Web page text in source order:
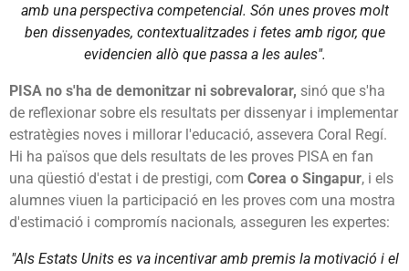
amb una perspectiva competencial. Són unes proves molt
ben dissenyades, contextualitzades i fetes amb rigor, que
evidencien allò que passa a les aules".
PISA no s'ha de demonitzar ni sobrevalorar, sinó que s'ha
de reflexionar sobre els resultats per dissenyar i implementar
estratègies noves i millorar l'educació, assevera Coral Regí.
Hi ha països que dels resultats de les proves PISA en fan
una qüestió d'estat i de prestigi, com Corea o Singapur, i els
alumnes viuen la participació en les proves com una mostra
d'estimació i compromís nacionals, asseguren les expertes:
"Als Estats Units es va incentivar amb premis la motivació i el